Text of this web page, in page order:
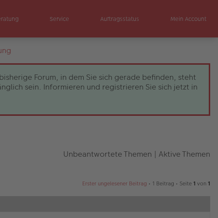
Service Auftragsstatus Mein Account
Forum, in dem Sie sich gerade befinden, steht
sein. Informieren und registrieren Sie sich jetzt in
Unbeantwortete Themen | Aktive Themen
Erster ungelesener Beitrag • 1 Beitrag • Seite 1 von 1